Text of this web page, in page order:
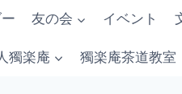
友の会 イベント
獨楽庵 獨楽庵茶道教室